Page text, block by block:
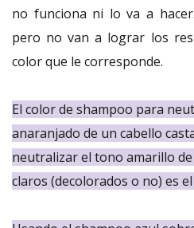
no funciona ni lo va a
pero no van a lograr los
color que le corresponde.
El color de shampoo para
anaranjado de un cabello
neutralizar el tono amarillo
claros (decolorados o no) es